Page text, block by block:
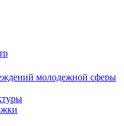
молодежной сферы